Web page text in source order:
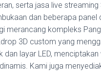
serta jasa live
dan beberapa panel
merancang kompleks
3D custom yang
dan layar LED, menciptakan
Kami juga